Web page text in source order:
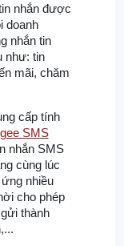
nhắn được
doanh
nhắn tin
như: tin
mãi, chăm
cấp tính
SMS
nhắn SMS
cùng lúc
nhiều
cho phép
thành